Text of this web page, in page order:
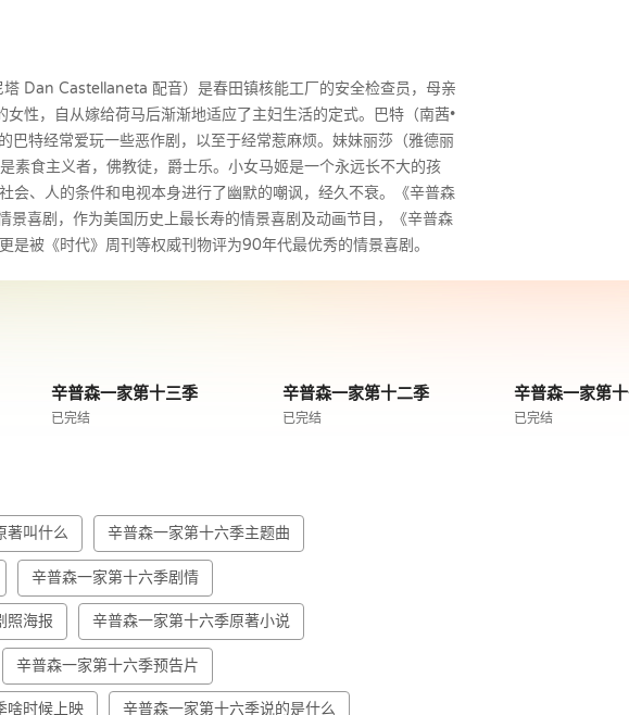
Dan Castellaneta 配音）是春田镇核能工厂的安全检查员，母亲
性，自从嫁给荷马后渐渐地适应了主妇生活的定式。巴特（南茜•
特经常爱玩一些恶作剧，以至于经常惹麻烦。妹妹丽莎（雅德丽
素食主义者，佛教徒，爵士乐。小女马姬是一个永远长不大的孩
会、人的条件和电视本身进行了幽默的嘲讽，经久不衰。《辛普森
喜剧，作为美国历史上最长寿的情景喜剧及动画节目，《辛普森
被《时代》周刊等权威刊物评为90年代最优秀的情景喜剧。
辛普森一家第十三季
已完结
辛普森一家第十二季
已完结
辛普森一家第
已完结
著叫什么 辛普森一家第十六季主题曲
辛普森一家第十六季剧情
照海报 辛普森一家第十六季原著小说
辛普森一家第十六季预告片
啥时候上映 辛普森一家第十六季说的是什么